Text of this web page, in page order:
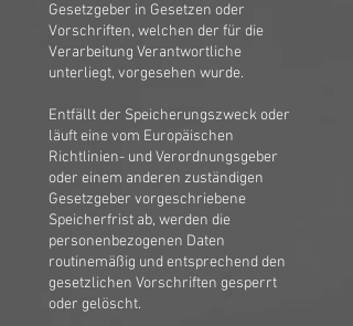
Gesetzgeber in Gesetzen oder
Vorschriften, welchen der für die
Verarbeitung Verantwortliche
unterliegt, vorgesehen wurde.
Entfällt der Speicherungszweck oder
läuft eine vom Europäischen
Richtlinien- und Verordnungsgeber
oder einem anderen zuständigen
Gesetzgeber vorgeschriebene
Speicherfrist ab, werden die
personenbezogenen Daten
routinemäßig und entsprechend den
gesetzlichen Vorschriften gesperrt
oder gelöscht.